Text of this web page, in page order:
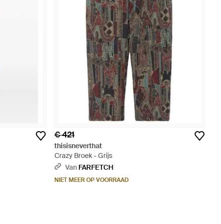
€ 421
thisisneverthat
Crazy Broek - Grijs
Van FARFETCH
NIET MEER OP VOORRAAD